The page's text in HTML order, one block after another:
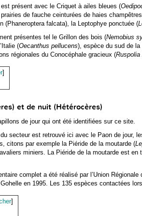
présent avec le Criquet à ailes bleues (
de fauche ceinturées de haies
(Phaneroptera falcata), la Leptophye ponctuée (
présentes tel le Grillon des bois (Nemobius
(Oecanthus pellucens), espèce du sud de
régionales du Conocéphale gracieux (Ruspolia
]
et de nuit (Hétérocères)
de jour qui ont été identifiées sur ce site.
secteur est retrouvé ici avec le Paon de
citons par exemple la Piéride de la moutarde (
miniers. La Piéride de la moutarde est
complet a été réalisé par l’Union
en 1995. Les 135 espèces contactées
]